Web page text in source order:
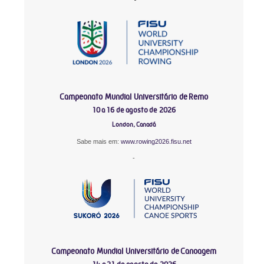
Campeonato Mundial Universitário de Remo
10 a 16 de agosto de 2026
London, Canadá
Sabe mais em: www.rowing2026.fisu.net
-
Campeonato Mundial Universitário de Canoagem